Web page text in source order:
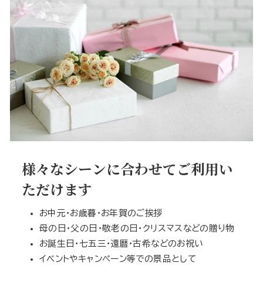
様々なシーンに合わせてご利用い
ただけます
お中元・お歳暮・お年賀のご挨拶
母の日・父の日・敬老の日・クリスマスなどの贈り物
お誕生日・七五三・還暦・古希などのお祝い
イベントやキャンペーン等での景品として